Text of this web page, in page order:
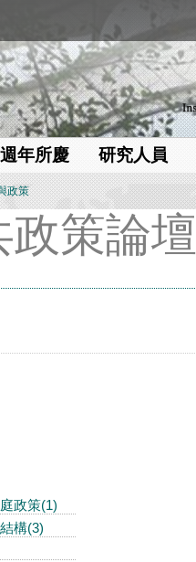
年所慶 研究人員
政策
政策論壇
政策(1)
構(3)